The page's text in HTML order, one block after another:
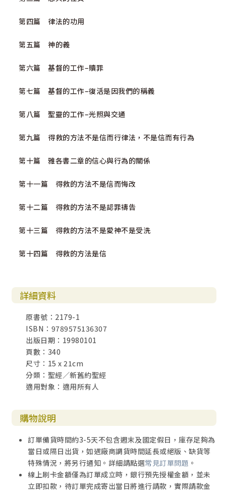
第四篇 律法的功用
第五篇 神的義
第六篇 基督的工作–贖罪
第七篇 基督的工作–復活是因我們的稱義
第八篇 聖靈的工作–光照與交通
第九篇 得救的方法不是信而行律法，不是信而有行為
第十篇 雅各書二章的信心與行為的關係
第十一篇 得救的方法不是信而悔改
第十二篇 得救的方法不是認罪禱告
第十三篇 得救的方法不是愛神不是受洗
第十四篇 得救的方法是信
詳細資料
原書號：2179-1
ISBN：9789575136307
出版日期：19980101
頁數：340
尺寸：15 x 21cm
分類：聖經／新舊約聖經
適用對象：適用所有人
購物說明
訂單備貨時間約3-5天不包含週末及國定假日，庫存足夠為
當日或隔日出貨，如遇廠商調貨時間延長或絕版、缺貨等
特殊情況，將另行通知。詳細請點選常見訂單問題 。
線上刷卡金額僅為訂單成立時，銀行預先授權金額，並未
立即扣款，待訂單完成寄出當日將進行請款，實際請款金